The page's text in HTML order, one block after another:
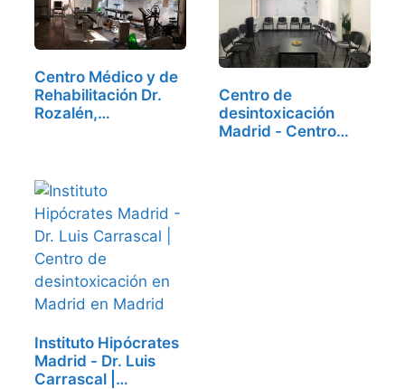
Centro Médico y de
Rehabilitación Dr.
Rozalén,…
Centro de
desintoxicación
Madrid - Centro
Instituto Hipócrates
Madrid - Dr. Luis
Carrascal |…